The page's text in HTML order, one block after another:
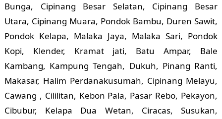
Bunga, Cipinang Besar Selatan, Cipinang Besar
Utara, Cipinang Muara, Pondok Bambu, Duren Sawit,
Pondok Kelapa, Malaka Jaya, Malaka Sari, Pondok
Kopi, Klender, Kramat jati, Batu Ampar, Bale
Kambang, Kampung Tengah, Dukuh, Pinang Ranti,
Makasar, Halim Perdanakusumah, Cipinang Melayu,
Cawang , Cililitan, Kebon Pala, Pasar Rebo, Pekayon,
Cibubur, Kelapa Dua Wetan, Ciracas, Susukan,